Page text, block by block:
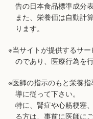
告の日本食品標準成分
また、栄養価は自動計
ります。
※当サイトが提供するサ
のであり、医療行為を
※医師の指示のもと栄養
導に従って下さい。
特に、腎症や心筋梗塞
る方は、事前に医師に